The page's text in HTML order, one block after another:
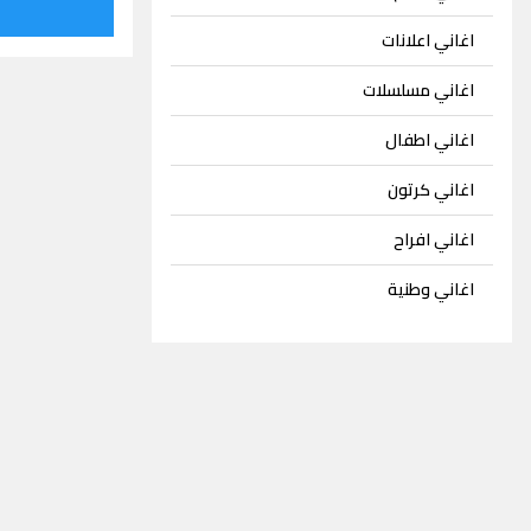
اغاني اعلانات
اغاني مسلسلات
اغاني اطفال
اغاني كرتون
اغاني افراح
اغاني وطنية